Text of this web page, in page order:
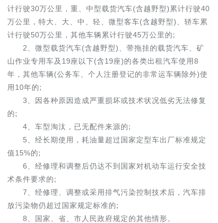
计行驶30万公里，重、中型载货汽车(含越野型)累计行驶40
万公里，特大、大、中、轻、微型客车(含越野型)、轿车累
计行驶50万公里，其他车辆累计行驶45万公里的;
2、微型载货汽车(含越野型)、带拖挂的载货汽车、矿
山作业专用车及19座以下(含19座)的各类出租汽车使用8
年，其他车辆(公务车、个人注册登记的非常运车辆除外)使
用10年的;
3、因各种原因造成严重损坏或技术状况低劣无法修复
的;
4、车型淘汰，已无配件来源的;
5、经长期使用，耗油量超过国家定型车出厂标准规定
值15%的;
6、经修理和调整后仍达不到国家对机动车运行安全技
术条件要求的;
7、经修理、调整或采用排气污染控制技术后，汽车排
放污染物仍超过国家规定标准的;
8、国家、省、市人民政府规定的其他情形。